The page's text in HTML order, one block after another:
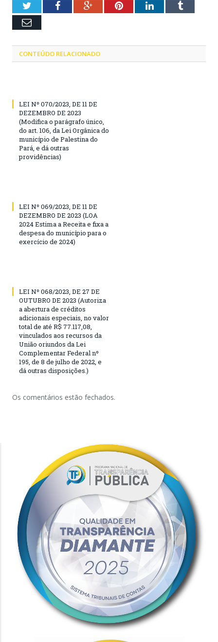
TwitterFacebookGoogle+PinterestLinkedInTumblr
Email
CONTEÚDO RELACIONADO
LEI Nº 070/2023, DE 11 DE
DEZEMBRO DE 2023
(Modifica o parágrafo único,
do art. 106, da Lei Orgânica do
município de Palestina do
Pará, e dá outras
providências)
LEI Nº 069/2023, DE 11 DE
DEZEMBRO DE 2023 (LOA
2024 Estima a Receita e fixa a
despesa do município para o
exercício de 2024)
LEI Nº 068/2023, DE 27 DE
OUTUBRO DE 2023 (Autoriza
a abertura de créditos
adicionais especiais, no valor
total de até R$ 77.117,08,
vinculados aos recursos da
União oriundos da Lei
Complementar Federal nº
195, de 8 de julho de 2022, e
dá outras disposições.)
Os comentários estão fechados.